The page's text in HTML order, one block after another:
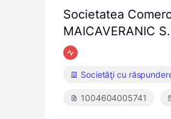
Societatea
MAICAVERANIC
Societăţi cu
1004604005741